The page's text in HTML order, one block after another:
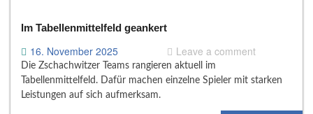
Im Tabellenmittelfeld geankert
16. November 2025 Leave a comment
Die Zschachwitzer Teams rangieren aktuell im
Tabellenmittelfeld. Dafür machen einzelne Spieler mit starken
Leistungen auf sich aufmerksam.